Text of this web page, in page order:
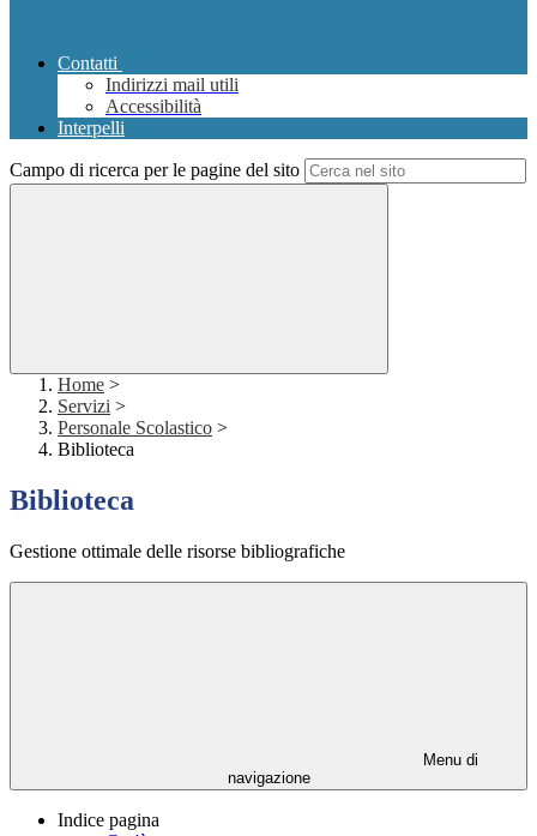
Contatti
Indirizzi mail utili
Accessibilità
Interpelli
Campo di ricerca per le pagine del sito
Home >
Servizi >
Personale Scolastico >
Biblioteca
Biblioteca
Gestione ottimale delle risorse bibliografiche
Menu di
navigazione
Indice pagina